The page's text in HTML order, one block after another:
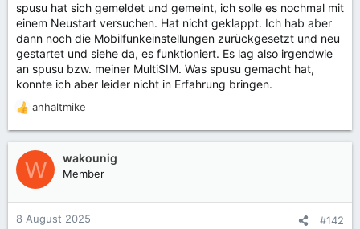
Gebe ich die physische SIM vom alten Handy ins
Shiftphone --> alles funktioniert einwandfrei!
Gebe ich den eSIM Adapter ins alte Handy --> alles
funktioniert einwandfrei am alten Handy
Das bedeutet also, dass im Roaming-Fall irgendwas
zwischen eSIM (Adapter) und Shiftphone nicht hinzuhauen
Ich habe bereits Supportanfragen diesbezüglich bei Shift
und bei meinem Betreiber spusu gemacht. Sobald ich was
von diesen höre, poste ich hier.
Aber ich hoffe, dass vielleicht "auf kurzem Weg" jemand
von Shift sich dazu äußern könnte
spusu hat sich gemeldet und gemeint, ich solle es nochmal mit
einem Neustart versuchen. Hat nicht geklappt. Ich hab aber
dann noch die Mobilfunkeinstellungen zurückgesetzt und neu
gestartet und siehe da, es funktioniert. Es lag also irgendwie
an spusu bzw. meiner MultiSIM. Was spusu gemacht hat,
konnte ich aber leider nicht in Erfahrung bringen.
R
e
a
k
t
o
n
anhaltmike
W wakounig
Member
8 August 2025 #142